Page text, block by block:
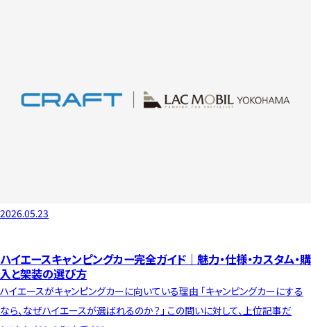
2026.05.23
ハイエースキャンピングカー完全ガイド｜魅力・仕様・カスタム・購
入と架装の選び方
ハイエースがキャンピングカーに向いている理由 「キャンピングカーにする
なら、なぜハイエースが選ばれるのか？」 この問いに対して、上位記事だ